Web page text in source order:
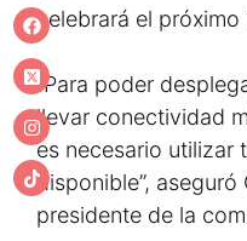
celebrará el próximo
“Para poder
llevar conectividad
es necesario utilizar
disponible”, aseguró
presidente de la